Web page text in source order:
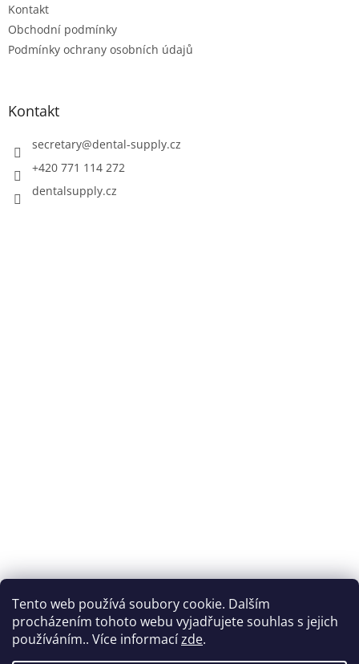
Tento web používá soubory cookie. Dalším
procházením tohoto webu vyjadřujete souhlas s jejich
používáním.. Více informacízde.
Kontakt
Obchodní podmínky
Podmínky ochrany osobních údajů
Kontakt
secretary@dental-supply.cz
+420 771 114 272
dentalsupply.cz